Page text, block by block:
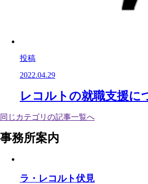
投稿
2022.04.29
レコルトの就職支援に
同じカテゴリの記事⼀覧へ
事務所案内
ラ・レコルト伏見